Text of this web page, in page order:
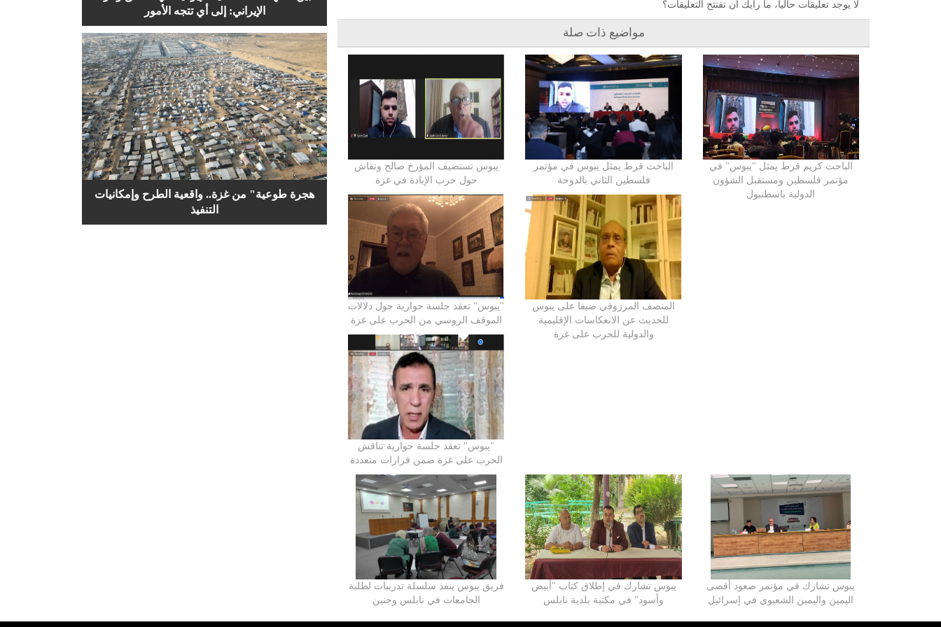
لا يوجد تعليقات حالياً، ما رأيك أن تفتتح التعليقات؟
مواضيع ذات صلة
الباحث كريم قرط يمثل "يبوس" في
مؤتمر فلسطين ومستقبل الشؤون
الدولية باسطنبول
الباحث قرط يمثل يبوس في مؤتمر
فلسطين الثاني بالدوحة
يبوس تستضيف المؤرخ صالح ونقاش
حول حرب الإبادة في غزة
المنصف المرزوقي ضيفا على يبوس
للحديث عن الانعكاسات الإقليمية
والدولية للحرب على غزة
"يبوس" تعقد جلسة حوارية حول دلالات
الموقف الروسي من الحرب على غزة
"يبوس" تعقد جلسة حوارية تناقش
الحرب على غزة ضمن قرارات متعددة
يبوس تشارك في مؤتمر صعود أقصى
اليمين واليمين الشعبوي في إسرائيل
يبوس تشارك في إطلاق كتاب "أبيض
وأسود" في مكتبة بلدية نابلس
فريق يبوس ينفذ سلسلة تدريبات لطلبة
الجامعات في نابلس وجنين
الإيراني: إلى أي تتجه الأمور
هجرة طوعية" من غزة.. واقعية الطرح وإمكانيات
التنفيذ